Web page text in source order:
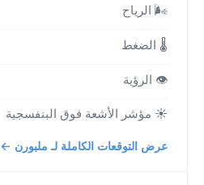
🌬️ الرياح
🌡️ الضغط
👁️ الرؤية
☀️ مؤشر الأشعة فوق البنفسجية
عرض التوقعات الكاملة لـ ملبورن ←